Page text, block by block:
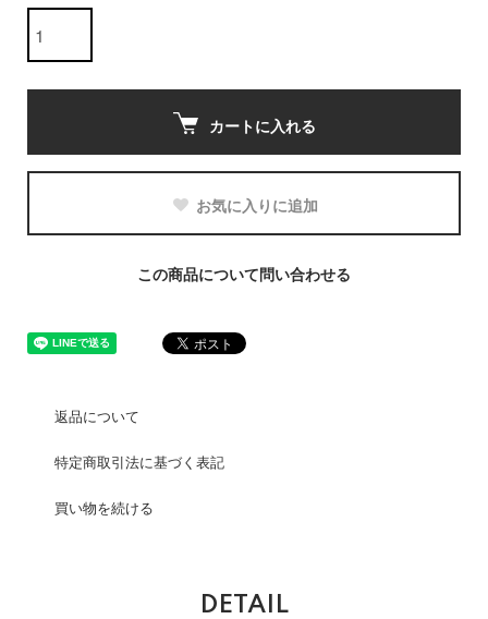
カートに入れる
お気に入りに追加
この商品について問い合わせる
返品について
特定商取引法に基づく表記
買い物を続ける
DETAIL